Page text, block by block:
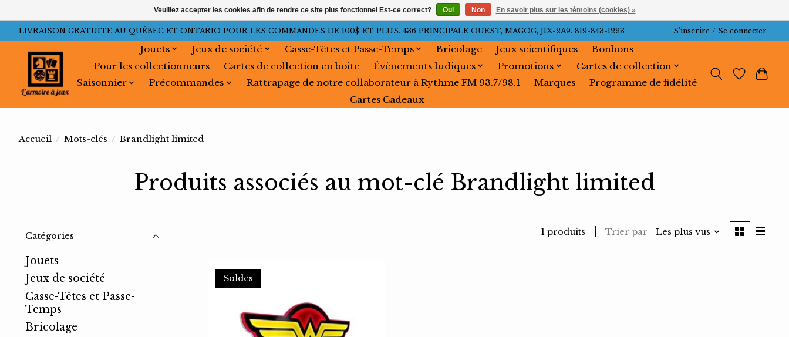
LIVRAISON GRATUITE AU QUÉBEC ET ONTARIO POUR LES COMMANDES DE 100$ ET PLUS. 436 PRINCIPALE OUEST, MAGOG, J1X-2A9. 819-843-1223 S’inscrire / Se connecter
Jouets Jeux de société Casse-Têtes et Passe-Temps Bricolage Jeux scientifiques
Bonbons
Pour les collectionneurs
Cartes de collection en boite Évènements ludiques Promotions
Cartes de collection
Saisonnier
Précommandes Rattrapage de notre collaborateur à Rythme FM 93.7/98.1 Marques
Programme de fidélité
Cartes Cadeaux
Accueil / Mots-clés / Brandlight limited
Produits associés au mot-clé Brandlight limited
Catégories
Jouets
Jeux de société
Casse-Têtes et Passe-
Temps
Bricolage
1 produits Trier par Les plus vus
Soldes
Veuillez accepter les cookies afin de rendre ce site plus fonctionnel Est-ce correct? Oui Non En savoir plus sur les témoins (cookies) »